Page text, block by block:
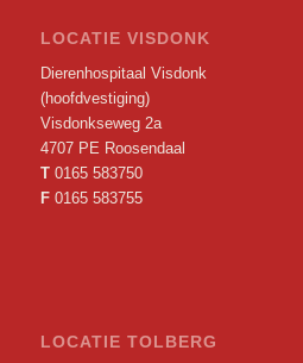
LOCATIE VISDONK
Dierenhospitaal Visdonk
(hoofdvestiging)
Visdonkseweg 2a
4707 PE Roosendaal
T 0165 583750
F 0165 583755
LOCATIE TOLBERG